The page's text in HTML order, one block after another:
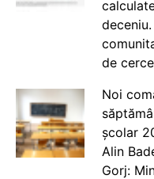
de
Noi
școlar
Alin
Gorj: